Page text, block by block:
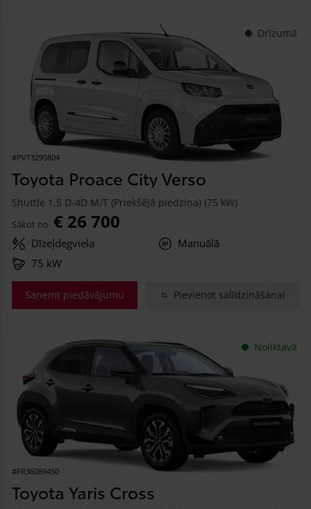
Drīzumā
#PVT3295804
Toyota Proace City Verso
Shuttle 1.5 D-4D M/T (Priekšējā piedziņa) (75 kW)
Sākot no € 26 700
Dīzeļdegviela
Manuālā
75 kW
Saņemt piedāvājumu Pievienot salīdzināšanai
Noliktavā
#FR36089450
Toyota Yaris Cross